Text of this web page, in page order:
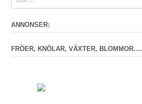
ANNONSER:
FRÖER, KNÖLAR, VÄXTER, BLOMMOR….